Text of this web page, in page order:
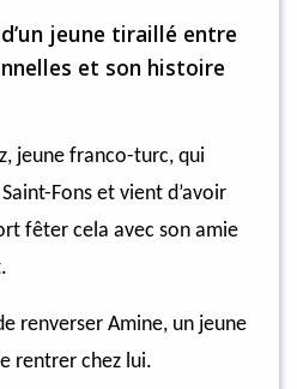
jeune tiraillé entre
et son histoire
jeune franco-turc, qui
Fons et vient d’avoir
fêter cela avec son amie
renverser Amine, un jeune
rentrer chez lui.